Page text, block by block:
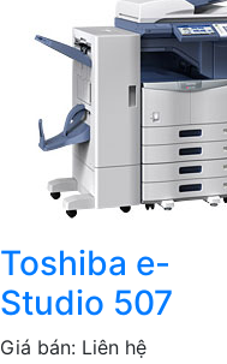
Toshiba e-
Studio 507
Giá bán: Liên hệ